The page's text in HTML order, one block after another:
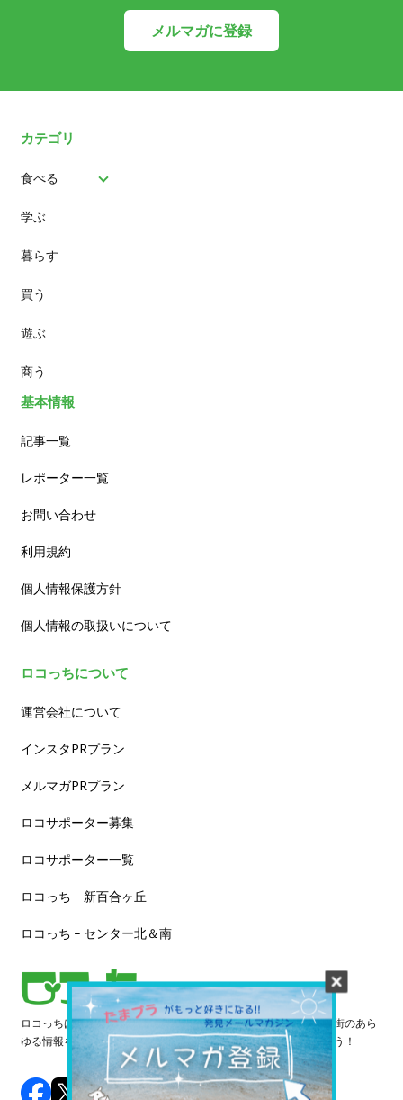
メルマガに登録
カテゴリ
食べる
パン
スイーツ
ランチ
カフェ
学ぶ
暮らす
買う
遊ぶ
商う
基本情報
記事一覧
レポーター一覧
お問い合わせ
利用規約
個人情報保護方針
個人情報の取扱いについて
ロコっちについて
運営会社について
インスタPRプラン
メルマガPRプラン
ロコサポーター募集
ロコサポーター一覧
ロコっち – 新百合ヶ丘
ロコっち – センター北＆南
ロコっちは、あなたのジモト体験を豊かにする情報サイトです。街のあら
ゆる情報を収集し、日々更新しています。早速情報を探してみよう！